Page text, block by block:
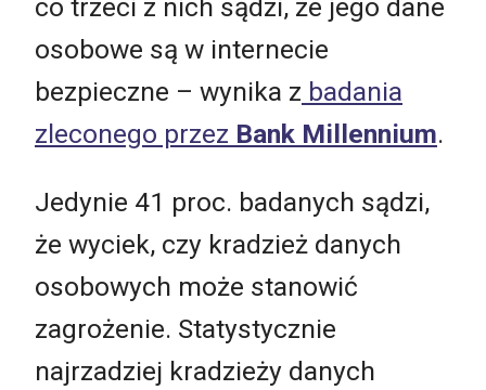
co trzeci z nich sądzi, że jego dane
osobowe są w internecie
bezpieczne – wynika z badania
zleconego przez Bank Millennium.
Jedynie 41 proc. badanych sądzi,
że wyciek, czy kradzież danych
osobowych może stanowić
zagrożenie. Statystycznie
najrzadziej kradzieży danych